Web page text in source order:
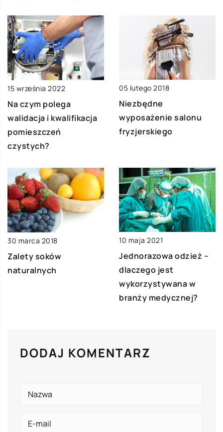
15 września 2022
Na czym polega
walidacja i kwalifikacja
pomieszczeń
czystych?
05 lutego 2018
Niezbędne
wyposażenie salonu
fryzjerskiego
30 marca 2018
Zalety soków
naturalnych
10 maja 2021
Jednorazowa odzież –
dlaczego jest
wykorzystywana w
branży medycznej?
DODAJ KOMENTARZ